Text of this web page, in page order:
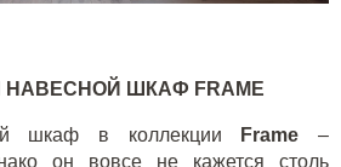
НАВЕСНОЙ ШКАФ FRAME
шкаф в коллекции Frame
–
он вовсе не кажется столь